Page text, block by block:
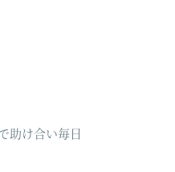
助け合い毎日